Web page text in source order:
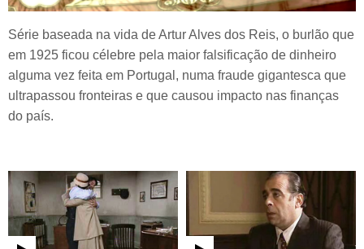
Série baseada na vida de Artur Alves dos Reis, o burlão que
em 1925 ficou célebre pela maior falsificação de dinheiro
alguma vez feita em Portugal, numa fraude gigantesca que
ultrapassou fronteiras e que causou impacto nas finanças
do país.